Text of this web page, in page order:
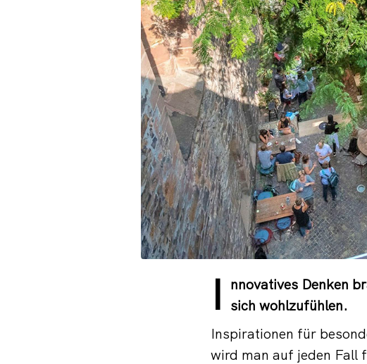
I nnovatives Denken
sich wohlzufühlen.
Inspirationen für
wird man auf jeden Fall